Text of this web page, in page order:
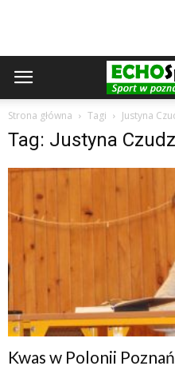
Strona główna Tagi Justyna
Tag: Justyna
Kwas w Polonii